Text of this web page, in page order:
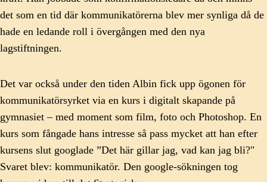
det som en tid där kommunikatörerna blev mer synliga då de
hade en ledande roll i övergången med den nya
lagstiftningen.
Det var också under den tiden Albin fick upp ögonen för
kommunikatörsyrket via en kurs i digitalt skapande på
gymnasiet – med moment som film, foto och Photoshop. En
kurs som fångade hans intresse så pass mycket att han efter
kursens slut googlade ”Det här gillar jag, vad kan jag bli?"
Svaret blev: kommunikatör. Den google-sökningen tog